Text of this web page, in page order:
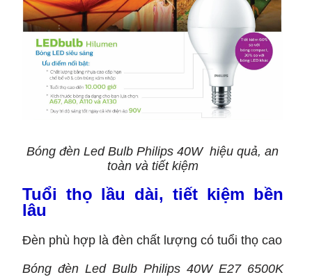
Bóng đèn Led Bulb Philips 40W hiệu quả, an
toàn và tiết kiệm
Tuổi thọ lầu dài, tiết kiệm bền
lâu
Đèn phù hợp là đèn chất lượng có tuổi thọ cao
Bóng đèn Led Bulb Philips 40W E27 6500K